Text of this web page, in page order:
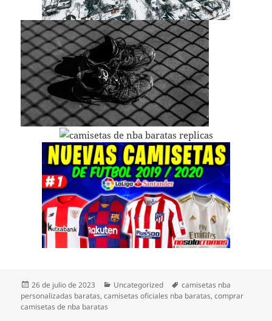
Publicado
el
26 de julio de 2023 Categorías
Uncategorized Etiquetas
camisetas nba
personalizadas baratas,camisetas oficiales nba baratas,comprar
camisetas de nba baratas